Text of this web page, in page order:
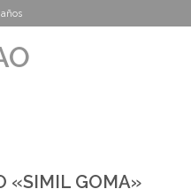
«SIMIL GOMA»